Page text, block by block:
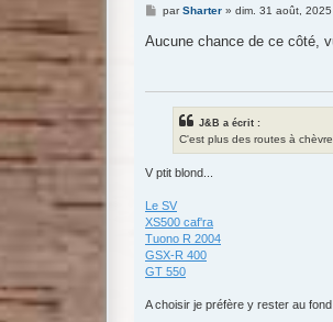
M
s
parSharter» dim. 31 août,
Aucune chance de ce côté,
J&B a écrit :
C'est plus des routes à
V ptit blond...
Le SV
XS500 caf'ra
Tuono R 2004
GSX-R 400
GT 550
A choisir je préfère y rester au